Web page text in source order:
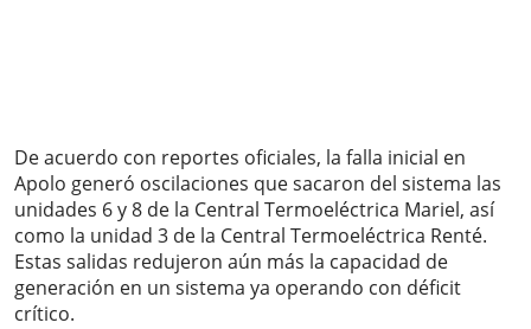
De acuerdo con reportes oficiales, la falla inicial en
Apolo generó oscilaciones que sacaron del sistema las
unidades 6 y 8 de la Central Termoeléctrica Mariel, así
como la unidad 3 de la Central Termoeléctrica Renté.
Estas salidas redujeron aún más la capacidad de
generación en un sistema ya operando con déficit
crítico.